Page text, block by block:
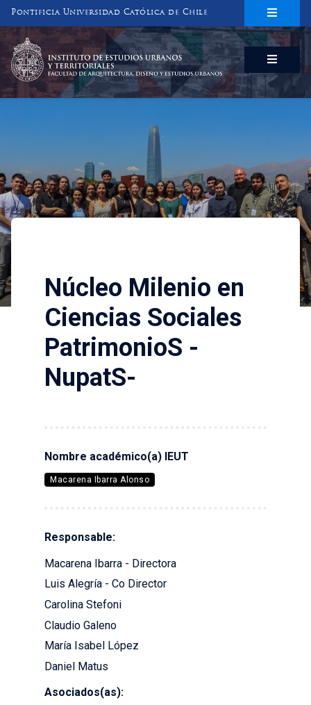
Pontificia Universidad Católica de Chile
INSTITUTO DE ESTUDIOS URBANOS
Y TERRITORIALES
Núcleo Milenio en Ciencias
Núcleo Milenio en
Ciencias Sociales
PatrimonioS -
NupatS-
Nombre académico(a) IEUT
Macarena Ibarra Alonso
Responsable:
Macarena Ibarra - Directora
Luis Alegría - Co Director
Carolina Stefoni
Claudio Galeno
María Isabel López
Daniel Matus
Asociados(as):